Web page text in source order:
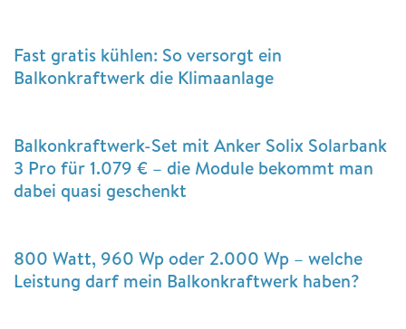
Fast gratis kühlen: So versorgt ein
Balkonkraftwerk die Klimaanlage
Balkonkraftwerk-Set mit Anker Solix Solarbank
3 Pro für 1.079 € – die Module bekommt man
dabei quasi geschenkt
800 Watt, 960 Wp oder 2.000 Wp – welche
Leistung darf mein Balkonkraftwerk haben?